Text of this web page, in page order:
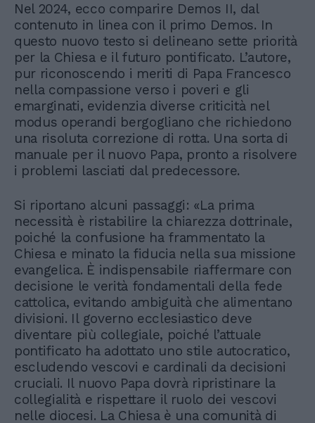
Nel 2024, ecco comparire Demos II, dal
contenuto in linea con il primo Demos. In
questo nuovo testo si delineano sette priorità
per la Chiesa e il futuro pontificato. L’autore,
pur riconoscendo i meriti di Papa Francesco
nella compassione verso i poveri e gli
emarginati, evidenzia diverse criticità nel
modus operandi bergogliano che richiedono
una risoluta correzione di rotta. Una sorta di
manuale per il nuovo Papa, pronto a risolvere
i problemi lasciati dal predecessore.
Si riportano alcuni passaggi: «La prima
necessità è ristabilire la chiarezza dottrinale,
poiché la confusione ha frammentato la
Chiesa e minato la fiducia nella sua missione
evangelica. È indispensabile riaffermare con
decisione le verità fondamentali della fede
cattolica, evitando ambiguità che alimentano
divisioni. Il governo ecclesiastico deve
diventare più collegiale, poiché l’attuale
pontificato ha adottato uno stile autocratico,
escludendo vescovi e cardinali da decisioni
cruciali. Il nuovo Papa dovrà ripristinare la
collegialità e rispettare il ruolo dei vescovi
nelle diocesi. La Chiesa è una comunità di